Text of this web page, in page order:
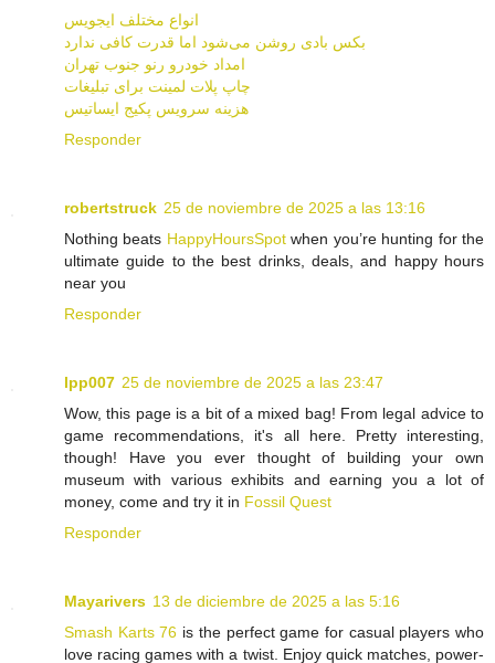
انواع مختلف ایجویس
بکس بادی روشن می‌شود اما قدرت کافی ندارد
امداد خودرو رنو جنوب تهران
چاپ پلات لمینت برای تبلیغات
هزینه سرویس پکیج ایساتیس
Responder
robertstruck 25 de noviembre de 2025 a las 13:16
Nothing beats HappyHoursSpotwhen you’re hunting for the
ultimate guide to the best drinks, deals, and happy hours
near you
Responder
lpp007 25 de noviembre de 2025 a las 23:47
Wow, this page is a bit of a mixed bag! From legal advice to
game recommendations, it's all here. Pretty interesting,
though! Have you ever thought of building your own
museum with various exhibits and earning you a lot of
money, come and try it in Fossil Quest
Responder
Mayarivers 13 de diciembre de 2025 a las 5:16
Smash Karts 76 is the perfect game for casual players who
love racing games with a twist. Enjoy quick matches, power-